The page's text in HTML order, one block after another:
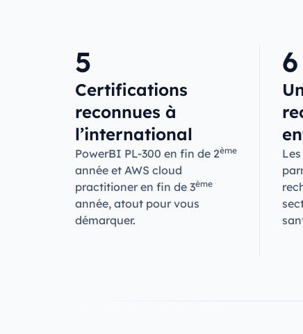
5
Certifications
reconnues à
l’international
PowerBI PL-300 en fin de 2ème
année et AWS cloud
practitioner en fin de 3ème
année, atout pour vous
démarquer.
6